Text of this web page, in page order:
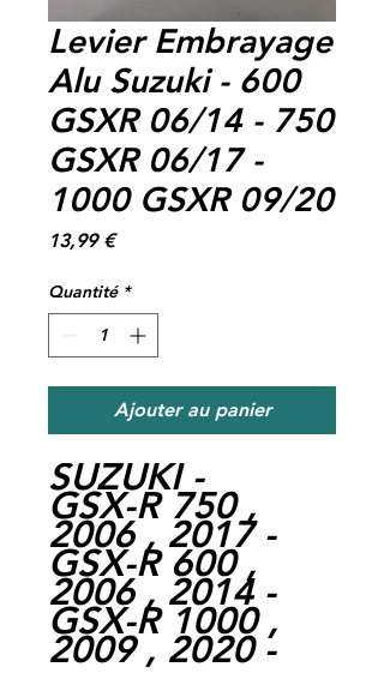
Levier Embrayage
Alu Suzuki - 600
GSXR 06/14 - 750
GSXR 06/17 -
1000 GSXR 09/20
13,99 €Prix
Quantité *
Ajouter au panier
SUZUKI -
GSX-R 750 ,
2006 , 2017 -
GSX-R 600 ,
2006 , 2014 -
GSX-R 1000 ,
2009 , 2020 -